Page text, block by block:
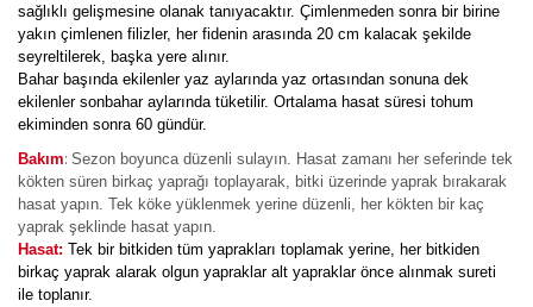
sağlıklı gelişmesine olanak tanıyacaktır. Çimlenmeden sonra bir birine
yakın çimlenen filizler, her fidenin arasında 20 cm kalacak şekilde
seyreltilerek, başka yere alınır.
Bahar başında ekilenler yaz aylarında yaz ortasından sonuna dek
ekilenler sonbahar aylarında tüketilir. Ortalama hasat süresi tohum
ekiminden sonra 60 gündür.
Bakım: Sezon boyunca düzenli sulayın. Hasat zamanı her seferinde tek
kökten süren birkaç yaprağı toplayarak, bitki üzerinde yaprak bırakarak
hasat yapın. Tek köke yüklenmek yerine düzenli, her kökten bir kaç
yaprak şeklinde hasat yapın.
Hasat: Tek bir bitkiden tüm yaprakları toplamak yerine, her bitkiden
birkaç yaprak alarak olgun yapraklar alt yapraklar önce alınmak sureti
ile toplanır.